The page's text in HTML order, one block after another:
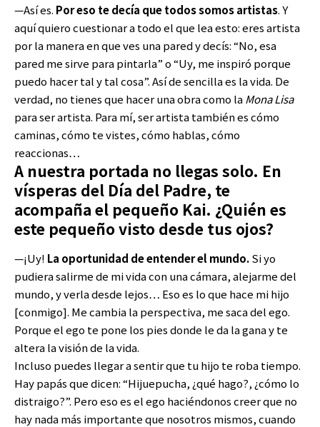
—Así es. Por eso te decía que todos somos artistas. Y
aquí quiero cuestionar a todo el que lea esto: eres artista
por la manera en que ves una pared y decís: “No, esa
pared me sirve para pintarla” o “Uy, me inspiró porque
puedo hacer tal y tal cosa”. Así de sencilla es la vida. De
verdad, no tienes que hacer una obra como laMona Lisa
para ser artista. Para mí, ser artista también es cómo
caminas, cómo te vistes, cómo hablas, cómo
reaccionas…
A nuestra portada no llegas solo. En
vísperas del Día del Padre, te
acompaña el pequeño Kai. ¿Quién es
este pequeño visto desde tus ojos?
—¡Uy! La oportunidad de entender el mundo.Si yo
pudiera salirme de mi vida con una cámara, alejarme del
mundo, y verla desde lejos… Eso es lo que hace mi hijo
[conmigo]. Me cambia la perspectiva, me saca del ego.
Porque el ego te pone los pies donde le da la gana y te
altera la visión de la vida.
Incluso puedes llegar a sentir que tu hijo te roba tiempo.
Hay papás que dicen: “Hijuepucha, ¿qué hago?, ¿cómo lo
distraigo?”. Pero eso es el ego haciéndonos creer que no
hay nada más importante que nosotros mismos, cuando